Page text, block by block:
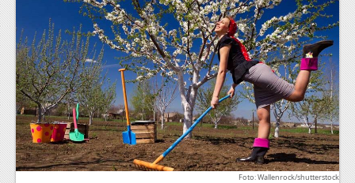
Foto: Wallenrock/shutterstock